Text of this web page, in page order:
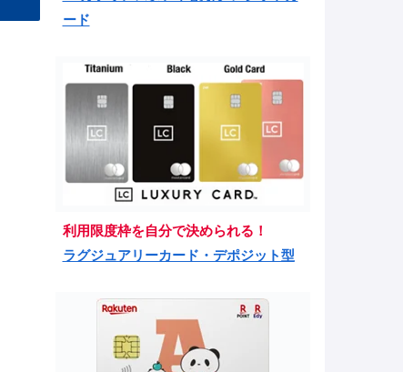
ード
利用限度枠を自分で決められる！
ラグジュアリーカード・デポジット型